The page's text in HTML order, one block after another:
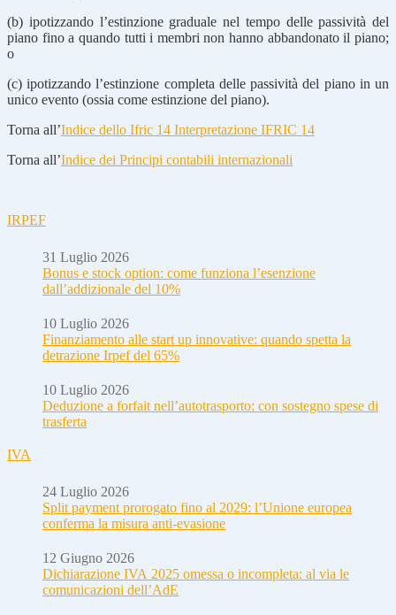
(b) ipotizzando l’estinzione graduale nel tempo delle passività del
piano fino a quando tutti i membri non hanno abbandonato il piano;
o
(c) ipotizzando l’estinzione completa delle passività del piano in un
unico evento (ossia come estinzione del piano).
Torna all’Indice dello Ifric 14 Interpretazione IFRIC 14
Torna all’Indice dei Principi contabili internazionali
IRPEF
31 Luglio 2026
Bonus e stock option: come funziona l’esenzione
dall’addizionale del 10%
10 Luglio 2026
Finanziamento alle start up innovative: quando spetta la
detrazione Irpef del 65%
10 Luglio 2026
Deduzione a forfait nell’autotrasporto: con sostegno spese di
trasferta
IVA
24 Luglio 2026
Split payment prorogato fino al 2029: l’Unione europea
conferma la misura anti-evasione
12 Giugno 2026
Dichiarazione IVA 2025 omessa o incompleta: al via le
comunicazioni dell’AdE